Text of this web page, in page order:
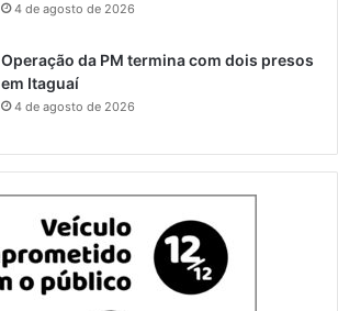
4 de agosto de 2026
Operação da PM termina com dois presos
em Itaguaí
4 de agosto de 2026